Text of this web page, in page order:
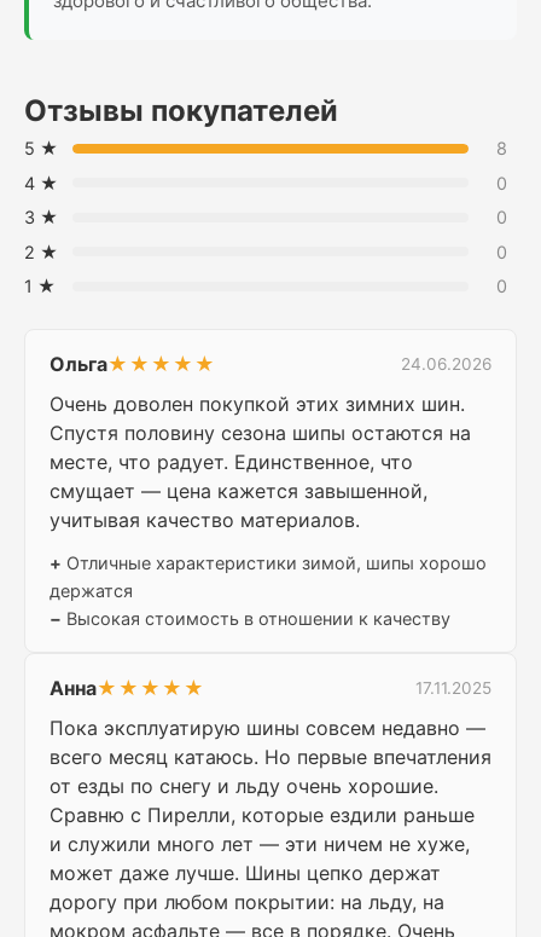
Отзывы покупателей
5 ★
8
4 ★
0
3 ★
0
2 ★
0
1 ★
0
Ольга★★★★★ 24.06.2026
Очень доволен покупкой этих зимних шин.
Спустя половину сезона шипы остаются на
месте, что радует. Единственное, что
смущает — цена кажется завышенной,
учитывая качество материалов.
+ Отличные характеристики зимой, шипы хорошо
держатся
− Высокая стоимость в отношении к качеству
Анна★★★★★ 17.11.2025
Пока эксплуатирую шины совсем недавно —
всего месяц катаюсь. Но первые впечатления
от езды по снегу и льду очень хорошие.
Сравню с Пирелли, которые ездили раньше
и служили много лет — эти ничем не хуже,
может даже лучше. Шины цепко держат
дорогу при любом покрытии: на льду, на
мокром асфальте — все в порядке. Очень